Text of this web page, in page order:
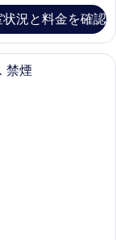
状況と料金を確認
禁煙